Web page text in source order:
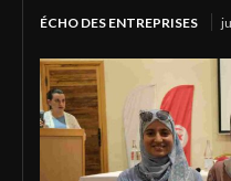
ÉCHO DES ENTREPRISES